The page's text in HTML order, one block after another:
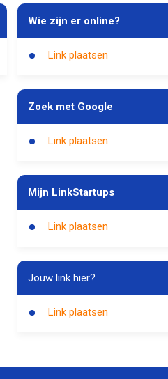
Wie zijn er online?
Link plaatsen
Zoek met Google
Link plaatsen
Mijn LinkStartups
Link plaatsen
Jouw link hier?
Link plaatsen